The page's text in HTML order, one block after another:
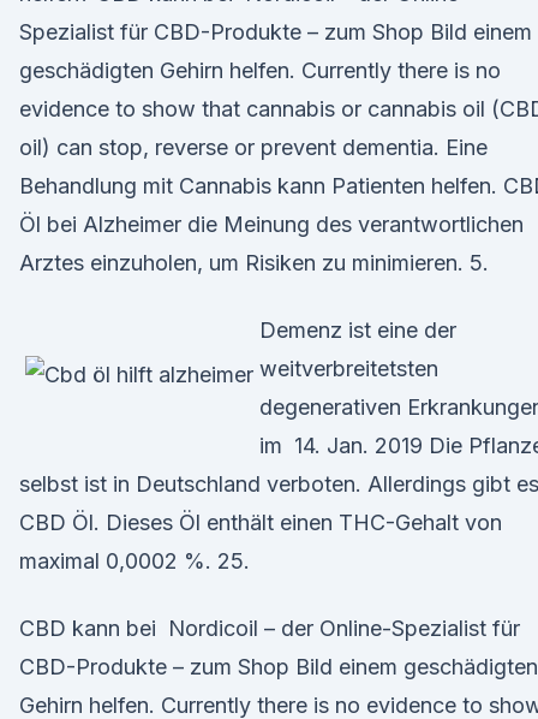
Spezialist für CBD-Produkte – zum Shop Bild einem
geschädigten Gehirn helfen. Currently there is no
evidence to show that cannabis or cannabis oil
oil) can stop, reverse or prevent dementia. Eine
Behandlung mit Cannabis kann Patienten helfen.
Öl bei Alzheimer die Meinung des verantwortlichen
Arztes einzuholen, um Risiken zu minimieren. 5.
Demenz ist eine der
weitverbreitetsten
degenerativen
im 14. Jan. 2019 Die
selbst ist in Deutschland verboten. Allerdings gibt es
CBD Öl. Dieses Öl enthält einen THC-Gehalt von
maximal 0,0002 %. 25.
CBD kann bei Nordicoil – der Online-Spezialist für
CBD-Produkte – zum Shop Bild einem geschädigten
Gehirn helfen. Currently there is no evidence to